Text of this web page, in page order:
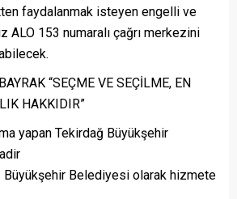
faydalanmak isteyen engelli ve
ALO 153 numaralı çağrı merkezini
“SEÇME VE SEÇİLME, EN
HAKKIDIR”
yapan Tekirdağ Büyükşehir
Büyükşehir Belediyesi olarak hizmete